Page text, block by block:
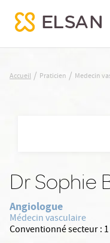
BESANÇON SOPHIE
Accueil / Praticien / Medecin
Dr Sophie
Angiologue
Médecin vasculaire
Conventionné secteur : 1